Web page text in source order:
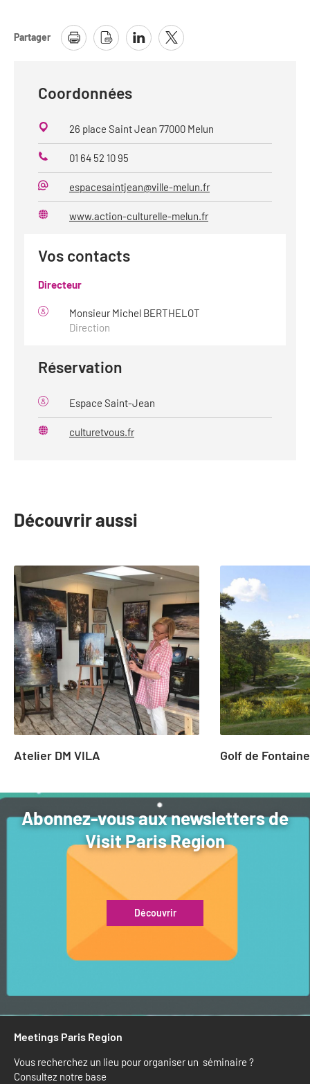
Partager
Coordonnées
26 place Saint Jean 77000 Melun
Téléphone
01 64 52 10 95
Mail
espacesaintjean@ville-melun.fr
www.action-culturelle-melun.fr
Vos contacts
Directeur
Monsieur Michel BERTHELOT
Direction
Réservation
Espace Saint-Jean
culturetvous.fr
Découvrir aussi
slide
1
to
2
of
25
Atelier DM VILA Golf de
Abonnez-vous aux newsletters de
Visit Paris Region
Découvrir
Meetings Paris Region
Vous recherchez un lieu pour organiser un séminaire ?
Consultez notre base